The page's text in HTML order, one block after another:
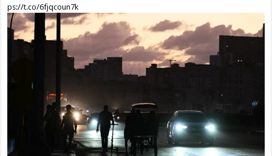
ps://t.co/6fjqcoun7k